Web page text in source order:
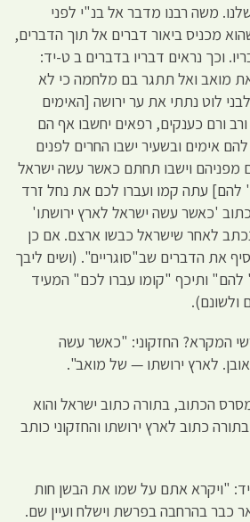
משה רבנו מדבר אל בנ"י לפני
מכניס ביאור דברים אל תוך הדברים,
וכך נראים דבריו בדברים ב ט-יד:
מואב ואל תתגר בם מלחמה כי לא
לוט נתתי את ער ירושה [האימים
ורם כענקים, רפאים יחשבו אף הם
אימים ובשעיר ישבו החרים לפנים
מפניהם וישבו תחתם כאשר עשה ישראל
להם] עתה קמו ועברו לכם את נחל זרד
'כאשר עשה ישראל לארץ ירושתו'
לאחר שישראל כבשו ארצם. אם כן
את הדברים שב"סוגריים". (ושים ליבך
להם" ותיכף "קומו עברו לכם" המעיד
ולשונם).
המקרא? החזקוני: "כאשר עשה
לארץ ירושתו — של מואב".
מסרס הכתוב, בתורה כתוב ישראל והוא
כתוב לארץ ירושתו והחזקוני כותב
"ויקרא אתם על שמו את הבשן חות
כבר בהרחבה בפרשת וישלח ועיין שם.